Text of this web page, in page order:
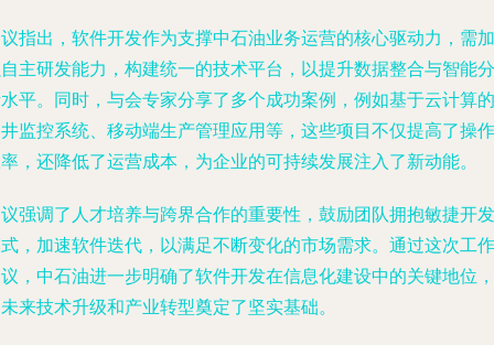
指出，软件开发作为支撑中石油业务运营的核心驱动力，需加
主研发能力，构建统一的技术平台，以提升数据整合与智能分
平。同时，与会专家分享了多个成功案例，例如基于云计算的
监控系统、移动端生产管理应用等，这些项目不仅提高了操作
，还降低了运营成本，为企业的可持续发展注入了新动能。
强调了人才培养与跨界合作的重要性，鼓励团队拥抱敏捷开发
，加速软件迭代，以满足不断变化的市场需求。通过这次工作
，中石油进一步明确了软件开发在信息化建设中的关键地位，
来技术升级和产业转型奠定了坚实基础。